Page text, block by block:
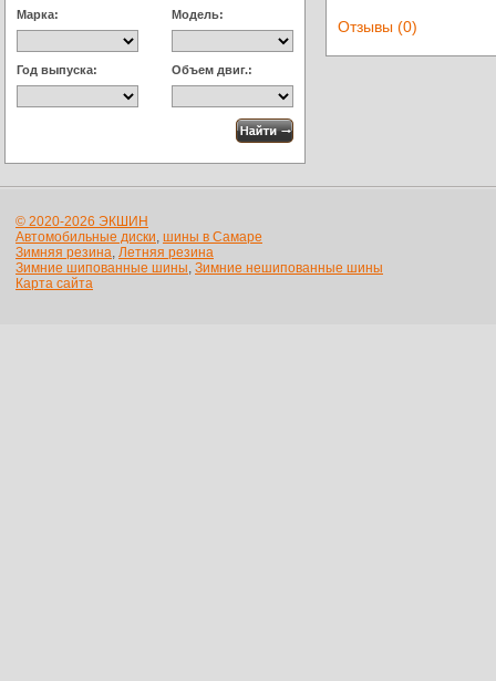
Марка: Модель:
Год выпуска: Объем двиг.:
Отзывы (0)
© 2020-2026 ЭКШИН
Автомобильные диски, шины в Самаре
Зимняя резина, Летняя резина
Зимние шипованные шины, Зимние нешипованные шины
Карта сайта